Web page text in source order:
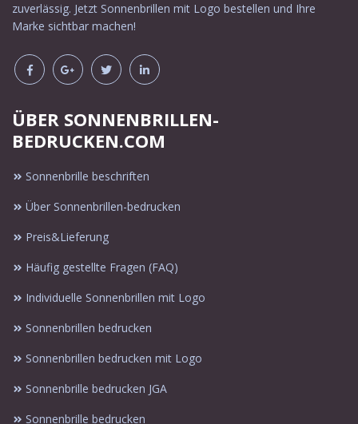
zuverlässig. Jetzt Sonnenbrillen mit Logo bestellen und Ihre
Marke sichtbar machen!
ÜBER SONNENBRILLEN-
BEDRUCKEN.COM
Sonnenbrille beschriften
Über Sonnenbrillen-bedrucken
Preis&Lieferung
Häufig gestellte Fragen (FAQ)
Individuelle Sonnenbrillen mit Logo
Sonnenbrillen bedrucken
Sonnenbrillen bedrucken mit Logo
Sonnenbrille bedrucken JGA
Sonnenbrille bedrucken